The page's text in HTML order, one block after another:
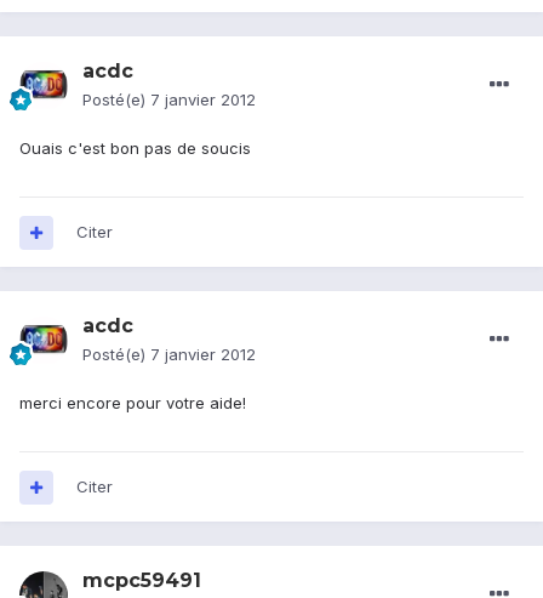
acdc
Posté(e) 7 janvier 2012
Ouais c'est bon pas de soucis
Citer
acdc
Posté(e) 7 janvier 2012
merci encore pour votre aide!
Citer
mcpc59491